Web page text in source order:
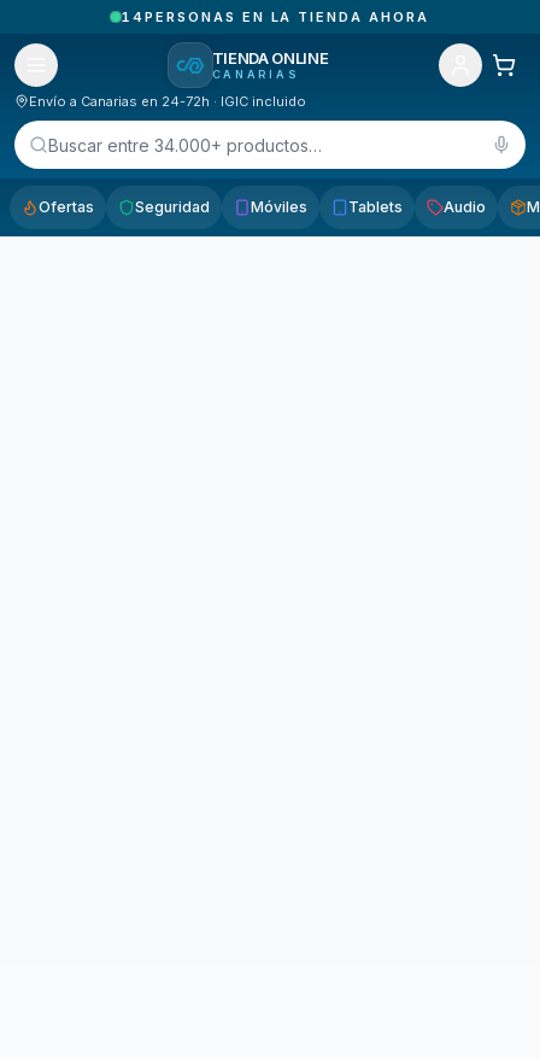
14PERSONAS EN LA TIENDA AHORA
TIENDA ONLINE
CANARIAS
Envío a Canarias en 24-72h · IGIC incluido
Buscar entre 34.000+ productos…
Ofertas Seguridad Móviles Tablets Audio